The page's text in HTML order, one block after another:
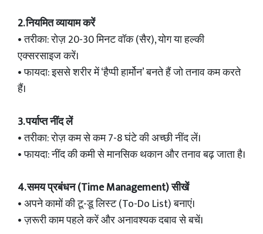
2. नियमित व्यायाम करें
• तरीका: रोज़ 20-30 मिनट वॉक (सैर), योग या हल्की
एक्सरसाइज करें।
• फायदा: इससे शरीर में ‘हैप्पी हार्मोन’ बनते हैं जो तनाव कम करते
हैं।
3. पर्याप्त नींद लें
• तरीका: रोज़ कम से कम 7-8 घंटे की अच्छी नींद लें।
• फायदा: नींद की कमी से मानसिक थकान और तनाव बढ़ जाता है।
4. समय प्रबंधन (Time Management) सीखें
• अपने कामों की टू-डू लिस्ट (To-Do List) बनाएं।
• ज़रूरी काम पहले करें और अनावश्यक दबाव से बचें।